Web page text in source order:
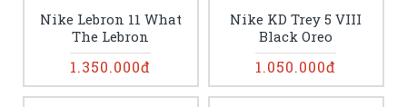
Nike Lebron 11 What
The Lebron
1.350.000đ
Nike KD Trey 5 VIII
Black Oreo
1.050.000đ